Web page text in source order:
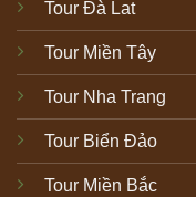
Tour Đà Lat
Tour Miền Tây
Tour Nha Trang
Tour Biển Đảo
Tour Miền Bắc